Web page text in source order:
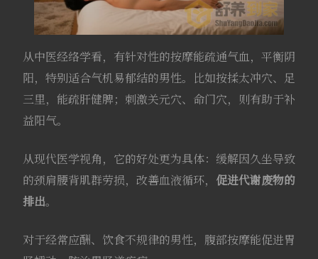
从中医经络学看，有针对性的按摩能疏通气血，平衡阴
阳，特别适合气机易郁结的男性。比如按揉太冲穴、足
三里，能疏肝健脾；刺激关元穴、命门穴，则有助于补
益阳气。
从现代医学视角，它的好处更为具体：缓解因久坐导致
的颈肩腰背肌群劳损，改善血液循环， 促进代谢废物的
排出。
对于经常应酬、饮食不规律的男性，腹部按摩能促进胃